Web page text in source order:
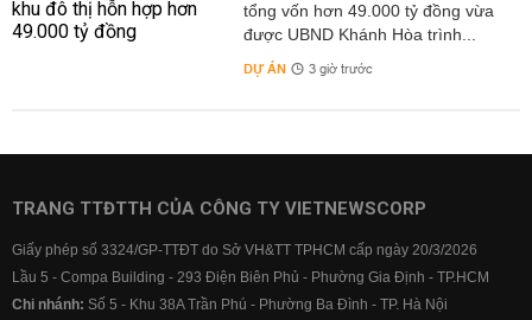
tổng vốn hơn 49.000 tỷ đồng vừa
được UBND Khánh Hòa trình...
DỰ ÁN 3 giờ trước
TRANG TTĐTTH CỦA CÔNG TY VIETNEWSCORP
Giấy phép số 3324/GP-TTĐT do Sở VH&TT TPHCM cấp ngày 20/3/2026
Lầu 5 - Compa Building - 293 Điện Biên Phủ - Phường Gia Định - TP.HCM
Chi nhánh: Số 5 - Khu 38A Trần Phú - Phường Ba Đình - TP. Hà Nội